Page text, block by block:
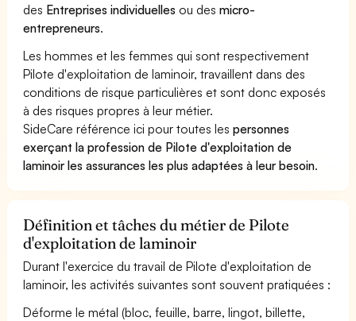
des Entreprises individuelles ou desmicro-
entrepreneurs.
Les hommes et les femmes qui sont respectivement
Pilote d'exploitation de laminoir, travaillent dans des
conditions de risque particulières et sont donc exposés
à des risques propres à leur métier.
SideCare référence ici pour toutes lespersonnes
exerçant la profession de Pilote d'exploitation de
laminoir les assurances les plus adaptées à leur besoin.
Définition et tâches du métier de Pilote
d'exploitation de laminoir
Durant l'exercice du travail de Pilote d'exploitation de
laminoir, les activités suivantes sont souvent pratiquées :
Déforme le métal (bloc, feuille, barre, lingot, billette,